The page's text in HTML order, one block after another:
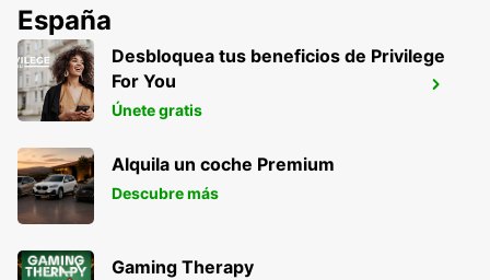
AEROPUERTO DE EXMOUTH
LEARMONTH
EXMOUTH - AUSTRALIA
España
Desbloquea tus beneficios de Privilege
For You
Únete gratis
Alquila un coche Premium
Descubre más
Gaming Therapy